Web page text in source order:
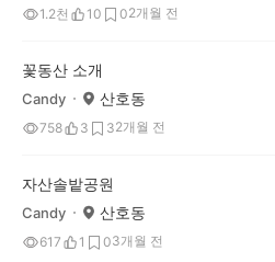
1.2천 10 02개월 전
꽃동산 소개
Candy 산호동
758 3 32개월 전
자산솔밭공원
Candy 산호동
617 1 03개월 전